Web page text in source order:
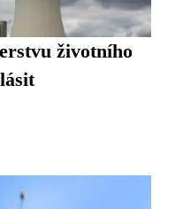
životního